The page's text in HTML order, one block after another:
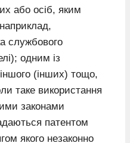
або осіб, яким
службового
одним із
(інших) тощо,
таке використання
законами
патентом
якого незаконно